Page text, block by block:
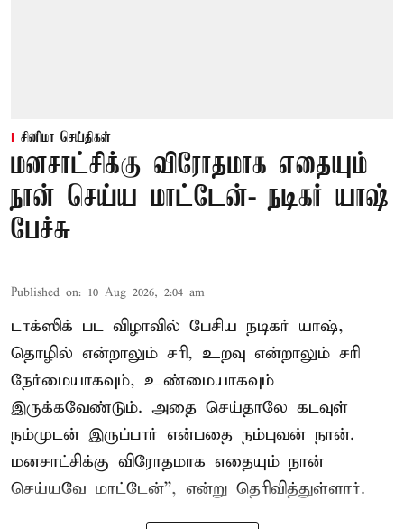
சினிமா செய்திகள்
மனசாட்சிக்கு விரோதமாக எதையும்
நான் செய்ய மாட்டேன்- நடிகர் யாஷ்
பேச்சு
Published on: 10 Aug 2026, 2:04 am
டாக்ஸிக் பட விழாவில் பேசிய நடிகர் யாஷ்,
தொழில் என்றாலும் சரி, உறவு என்றாலும் சரி
நேர்மையாகவும், உண்மையாகவும்
இருக்கவேண்டும். அதை செய்தாலே கடவுள்
நம்முடன் இருப்பார் என்பதை நம்புவன் நான்.
மனசாட்சிக்கு விரோதமாக எதையும் நான்
செய்யவே மாட்டேன்'', என்று தெரிவித்துள்ளார்.